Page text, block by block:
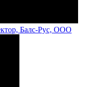
Балс-Рус, ООО